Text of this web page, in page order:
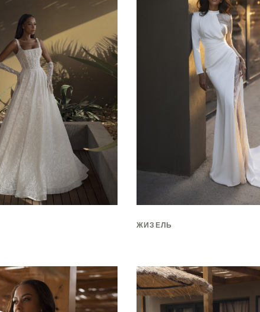
ЖИЗЕЛЬ